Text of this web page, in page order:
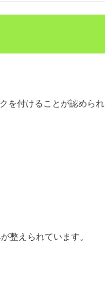
を付けることが認められ
整えられています。